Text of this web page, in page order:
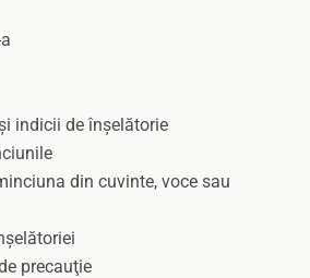
indicii de înșelătorie
din cuvinte, voce sau
precauţie